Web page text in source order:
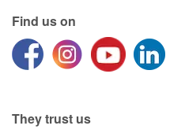
Emotions and feelings
Formats and illustrations
Catalogue anglais
Find us on
They trust us